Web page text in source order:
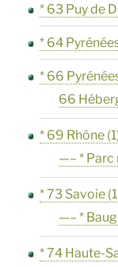
* 63 Puy de
* 64
* 66
66
* 69 Rhône
—– * Parc
* 73 Savoie
—– *
* 74 Haute-